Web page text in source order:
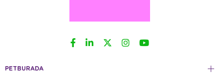
PETBURADA